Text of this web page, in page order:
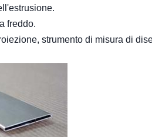
freddo.
strumento di misura di